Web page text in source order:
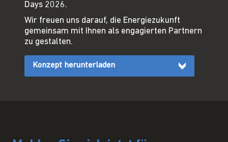
Days 2026.
Wir freuen uns darauf, die Energiezukunft
gemeinsam mit Ihnen als engagierten Partnern
zu gestalten.
Konzept herunterladen